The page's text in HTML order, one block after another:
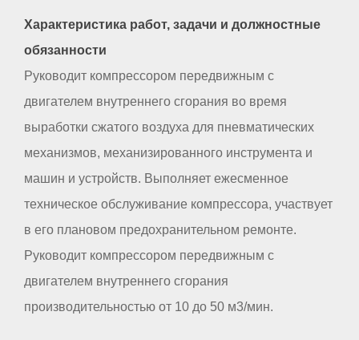
Характеристика работ, задачи и должностные
обязанности
Руководит компрессором передвижным с
двигателем внутреннего сгорания во время
выработки сжатого воздуха для пневматических
механизмов, механизированного инструмента и
машин и устройств. Выполняет ежесменное
техническое обслуживание компрессора, участвует
в его плановом предохранительном ремонте.
Руководит компрессором передвижным с
двигателем внутреннего сгорания
производительностью от 10 до 50 м3/мин.